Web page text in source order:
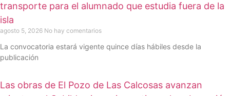
transporte para el alumnado que estudia fuera de la
isla
agosto 5, 2026 No hay comentarios
La convocatoria estará vigente quince días hábiles desde la
publicación
Las obras de El Pozo de Las Calcosas avanzan